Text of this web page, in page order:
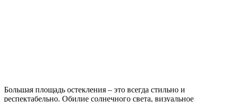
Большая площадь остекления – это всегда стильно и
респектабельно. Обилие солнечного света, визуальное